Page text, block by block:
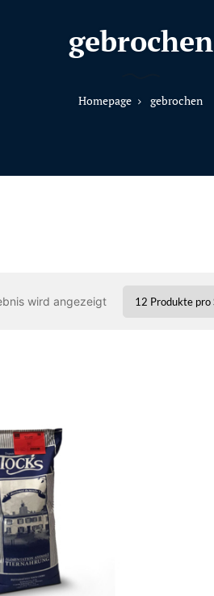
gebrochen
Homepage gebrochen
wird angezeigt